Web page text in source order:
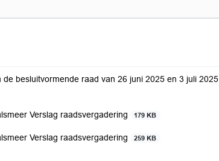
de besluitvormende raad van 26 juni 2025 en 3 juli 2025
Verslag raadsvergadering
179 KB
Verslag raadsvergadering 259 KB